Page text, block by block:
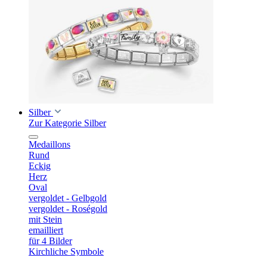
Silber
Zur Kategorie Silber
Medaillons
Rund
Eckig
Herz
Oval
vergoldet - Gelbgold
vergoldet - Roségold
mit Stein
emailliert
für 4 Bilder
Kirchliche Symbole